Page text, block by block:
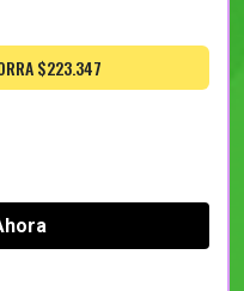
$223.347